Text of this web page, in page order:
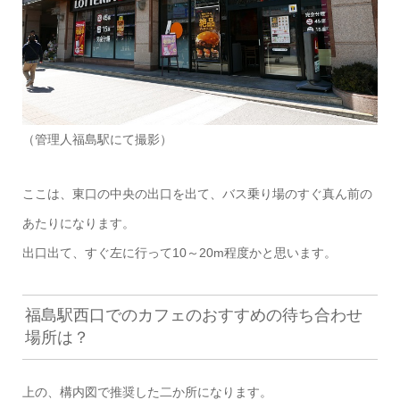
（管理人福島駅にて撮影）
ここは、東口の中央の出口を出て、バス乗り場のすぐ真ん前の
あたりになります。
出口出て、すぐ左に行って10～20m程度かと思います。
福島駅西口でのカフェのおすすめの待ち合わせ
場所は？
上の、構内図で推奨した二か所になります。